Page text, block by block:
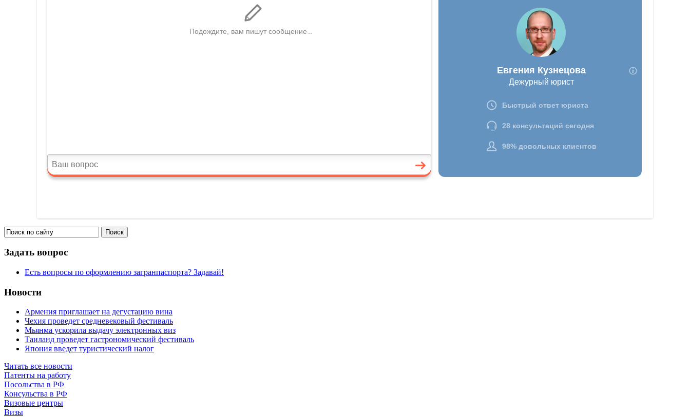
Задать вопрос
Есть вопросы по оформлению загранпаспорта? Задавай!
Новости
Армения приглашает на дегустацию вина
Чехия проведет средневековый фестиваль
Мьянма ускорила выдачу электронных виз
Таиланд проведет гастрономический фестиваль
Япония введет туристический налог
Читать все новости
Патенты на работу
Посольства в РФ
Консульства в РФ
Визовые центры
Визы